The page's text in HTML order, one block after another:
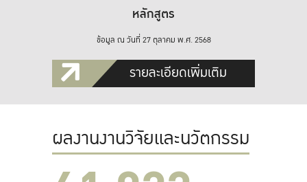
หลักสูตร
ข้อมูล ณ วันที่ 27 ตุลาคม พ.ศ. 2568
รายละเอียดเพิ่มเติม
ผลงานงานวิจัยและนวัตกรรม